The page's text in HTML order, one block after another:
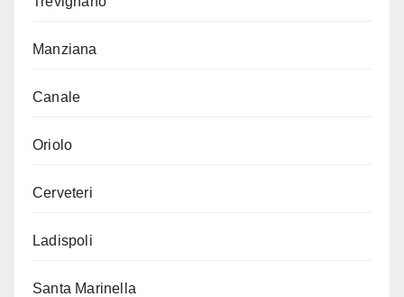
Manziana
Canale
Oriolo
Cerveteri
Ladispoli
Santa Marinella